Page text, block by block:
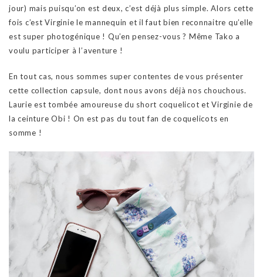
jour) mais puisqu’on est deux, c’est déjà plus simple. Alors cette
fois c’est Virginie le mannequin et il faut bien reconnaitre qu’elle
est super photogénique ! Qu’en pensez-vous ? Même Tako a
voulu participer à l’aventure !
En tout cas, nous sommes super contentes de vous présenter
cette collection capsule, dont nous avons déjà nos chouchous.
Laurie est tombée amoureuse du short coquelicot et Virginie de
la ceinture Obi ! On est pas du tout fan de coquelicots en
somme !